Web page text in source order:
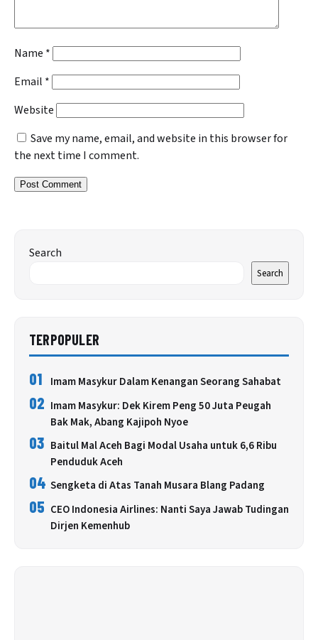
Name *
Email *
Website
Save my name, email, and website in this browser for
the next time I comment.
Search
Search
TERPOPULER
01 Imam Masykur Dalam Kenangan Seorang Sahabat
02 Imam Masykur: Dek Kirem Peng 50 Juta Peugah
Bak Mak, Abang Kajipoh Nyoe
03 Baitul Mal Aceh Bagi Modal Usaha untuk 6,6 Ribu
Penduduk Aceh
04 Sengketa di Atas Tanah Musara Blang Padang
05 CEO Indonesia Airlines: Nanti Saya Jawab Tudingan
Dirjen Kemenhub